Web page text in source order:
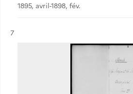
1895, avril-1898, fév.
Résultat n°
7